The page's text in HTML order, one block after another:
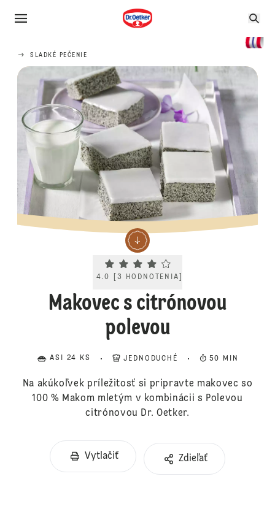
SLADKÉ PEČENIE
Current rating 4.0. Click to rate.
4.0 3 HODNOTENIA
Makovec s citrónovou
polevou
ASI 24 KS JEDNODUCHÉ 50 MIN
Na akúkoľvek príležitosť si pripravte makovec so
100 % Makom mletým v kombinácii s Polevou
citrónovou Dr. Oetker.
Vytlačiť Zdieľať